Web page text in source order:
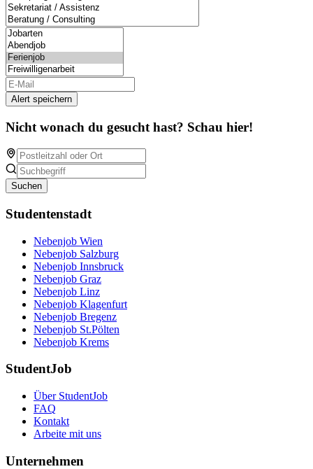
Alert speichern
Nicht wonach du gesucht hast? Schau hier!
Suchen
Studentenstadt
Nebenjob Wien
Nebenjob Salzburg
Nebenjob Innsbruck
Nebenjob Graz
Nebenjob Linz
Nebenjob Klagenfurt
Nebenjob Bregenz
Nebenjob St.Pölten
Nebenjob Krems
StudentJob
Über StudentJob
FAQ
Kontakt
Arbeite mit uns
Unternehmen